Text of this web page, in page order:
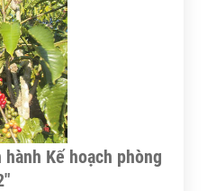
Kế hoạch phòng